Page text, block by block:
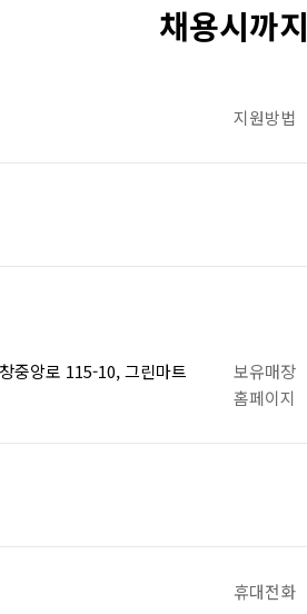
채용시까지
지원방법
중앙로 115-10, 그린마트
보유매장
홈페이지
휴대전화